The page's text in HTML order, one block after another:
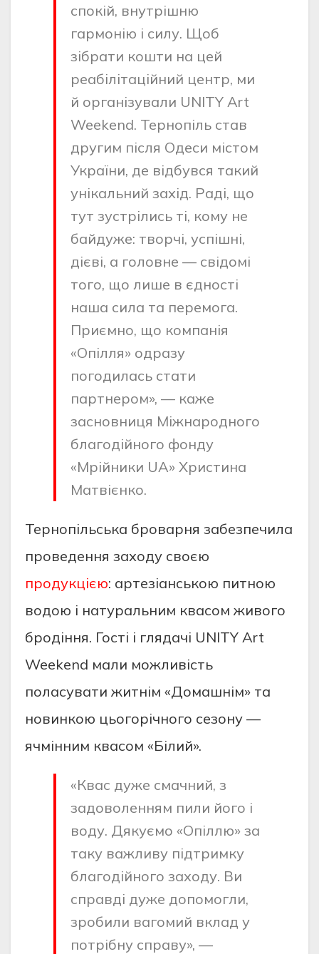
спокій, внутрішню
гармонію і силу. Щоб
зібрати кошти на цей
реабілітаційний центр, ми
й організували UNITY Art
Weekend. Тернопіль став
другим після Одеси містом
України, де відбувся такий
унікальний захід. Раді, що
тут зустрілись ті, кому не
байдуже: творчі, успішні,
дієві, а головне — свідомі
того, що лише в єдності
наша сила та перемога.
Приємно, що компанія
«Опілля» одразу
погодилась стати
партнером», — каже
засновниця Міжнародного
благодійного фонду
«Мрійники UA» Христина
Матвієнко.
Тернопільська броварня забезпечила
проведення заходу своєю
продукцією: артезіанською питною
водою і натуральним квасом живого
бродіння. Гості і глядачі UNITY Art
Weekend мали можливість
поласувати житнім «Домашнім» та
новинкою цьогорічного сезону —
ячмінним квасом «Білий».
«Квас дуже смачний, з
задоволенням пили його і
воду. Дякуємо «Опіллю» за
таку важливу підтримку
благодійного заходу. Ви
справді дуже допомогли,
зробили вагомий вклад у
потрібну справу», —